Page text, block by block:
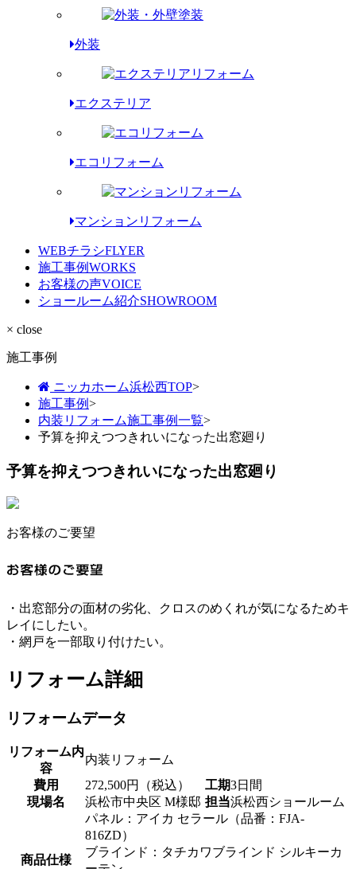
外装
エクステリア
エコリフォーム
マンションリフォーム
WEBチラシFLYER
施工事例WORKS
お客様の声VOICE
ショールーム紹介SHOWROOM
× close
施工事例
ニッカホーム浜松西TOP>
施工事例>
内装リフォーム施工事例一覧>
予算を抑えつつきれいになった出窓廻り
予算を抑えつつきれいになった出窓廻り
お客様のご要望
・出窓部分の面材の劣化、クロスのめくれが気になるためキ
レイにしたい。
・網戸を一部取り付けたい。
リフォーム詳細
リフォームデータ
リフォーム内
容
内装リフォーム
費用
272,500円（税込） 工期3日間
現場名
浜松市中央区 M様邸 担当浜松西ショールーム
商品仕様
パネル：アイカ セラール（品番：FJA-
816ZD）
ブラインド：タチカワブラインド シルキーカ